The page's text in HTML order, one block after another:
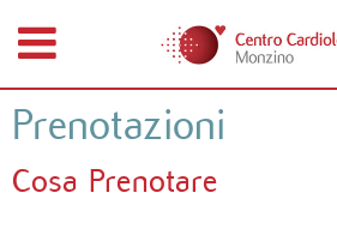
Prenotazioni
Cosa Prenotare